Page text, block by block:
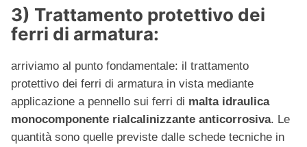
3) Trattamento protettivo dei
ferri di armatura:
arriviamo al punto fondamentale: il trattamento
protettivo dei ferri di armatura in vista mediante
applicazione a pennello sui ferri di malta idraulica
monocomponente rialcalinizzante anticorrosiva. Le
quantità sono quelle previste dalle schede tecniche in